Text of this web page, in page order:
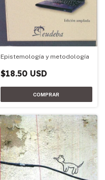
Epistemología y metodología
$18.50 USD